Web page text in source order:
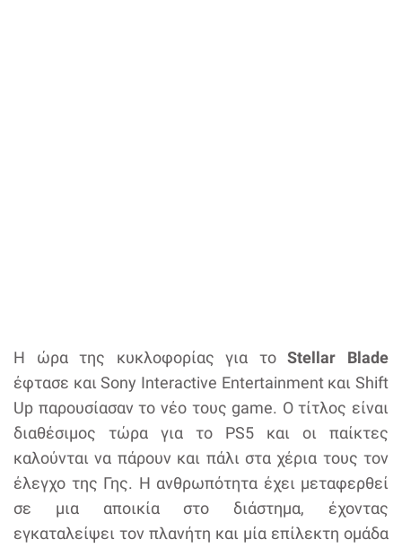
Η ώρα της κυκλοφορίας για τοStellar Blade
έφτασε και Sony Interactive Entertainment και Shift
Up παρουσίασαν το νέο τους game. Ο τίτλος είναι
διαθέσιμος τώρα για το PS5 και οι παίκτες
καλούνται να πάρουν και πάλι στα χέρια τους τον
έλεγχο της Γης. Η ανθρωπότητα έχει μεταφερθεί
σε μια αποικία στο διάστημα, έχοντας
εγκαταλείψει τον πλανήτη και μία επίλεκτη ομάδα